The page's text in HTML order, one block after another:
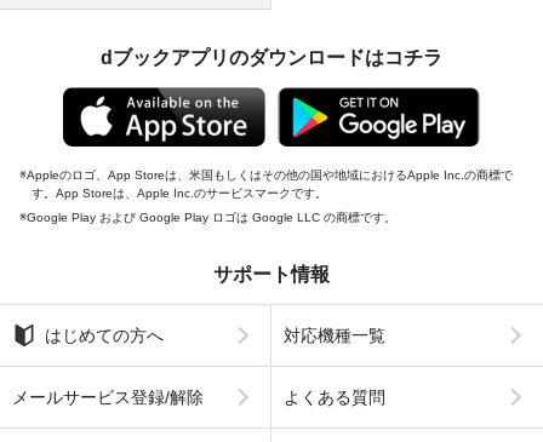
dブックアプリのダウンロードはコチラ
Appleのロゴ、App Storeは、米国もしくはその他の国や地域におけるApple Inc.の商標で
す。App Storeは、Apple Inc.のサービスマークです。
Google Play および Google Play ロゴは Google LLC の商標です。
サポート情報
はじめての方へ 対応機種一覧
メールサービス登録/解除 よくある質問